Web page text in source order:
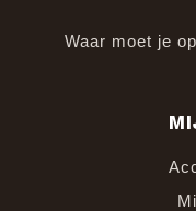
Waar moet je